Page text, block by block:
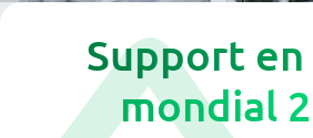
Support
mondial